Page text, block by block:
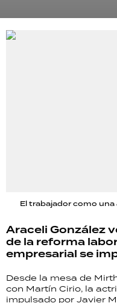
El trabajador como una
Araceli González
de la reforma
empresarial se
Desde la mesa de
con Martín Cirio, la
impulsado por Javier